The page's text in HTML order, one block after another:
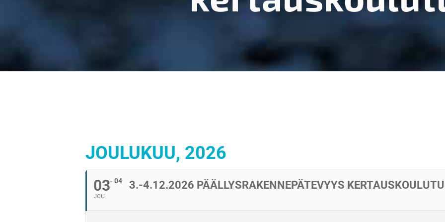
JOULUKUU, 2026
03
JOU
04 3.-4.12.2026 PÄÄLLYSRAKENNEPÄTEVYYS